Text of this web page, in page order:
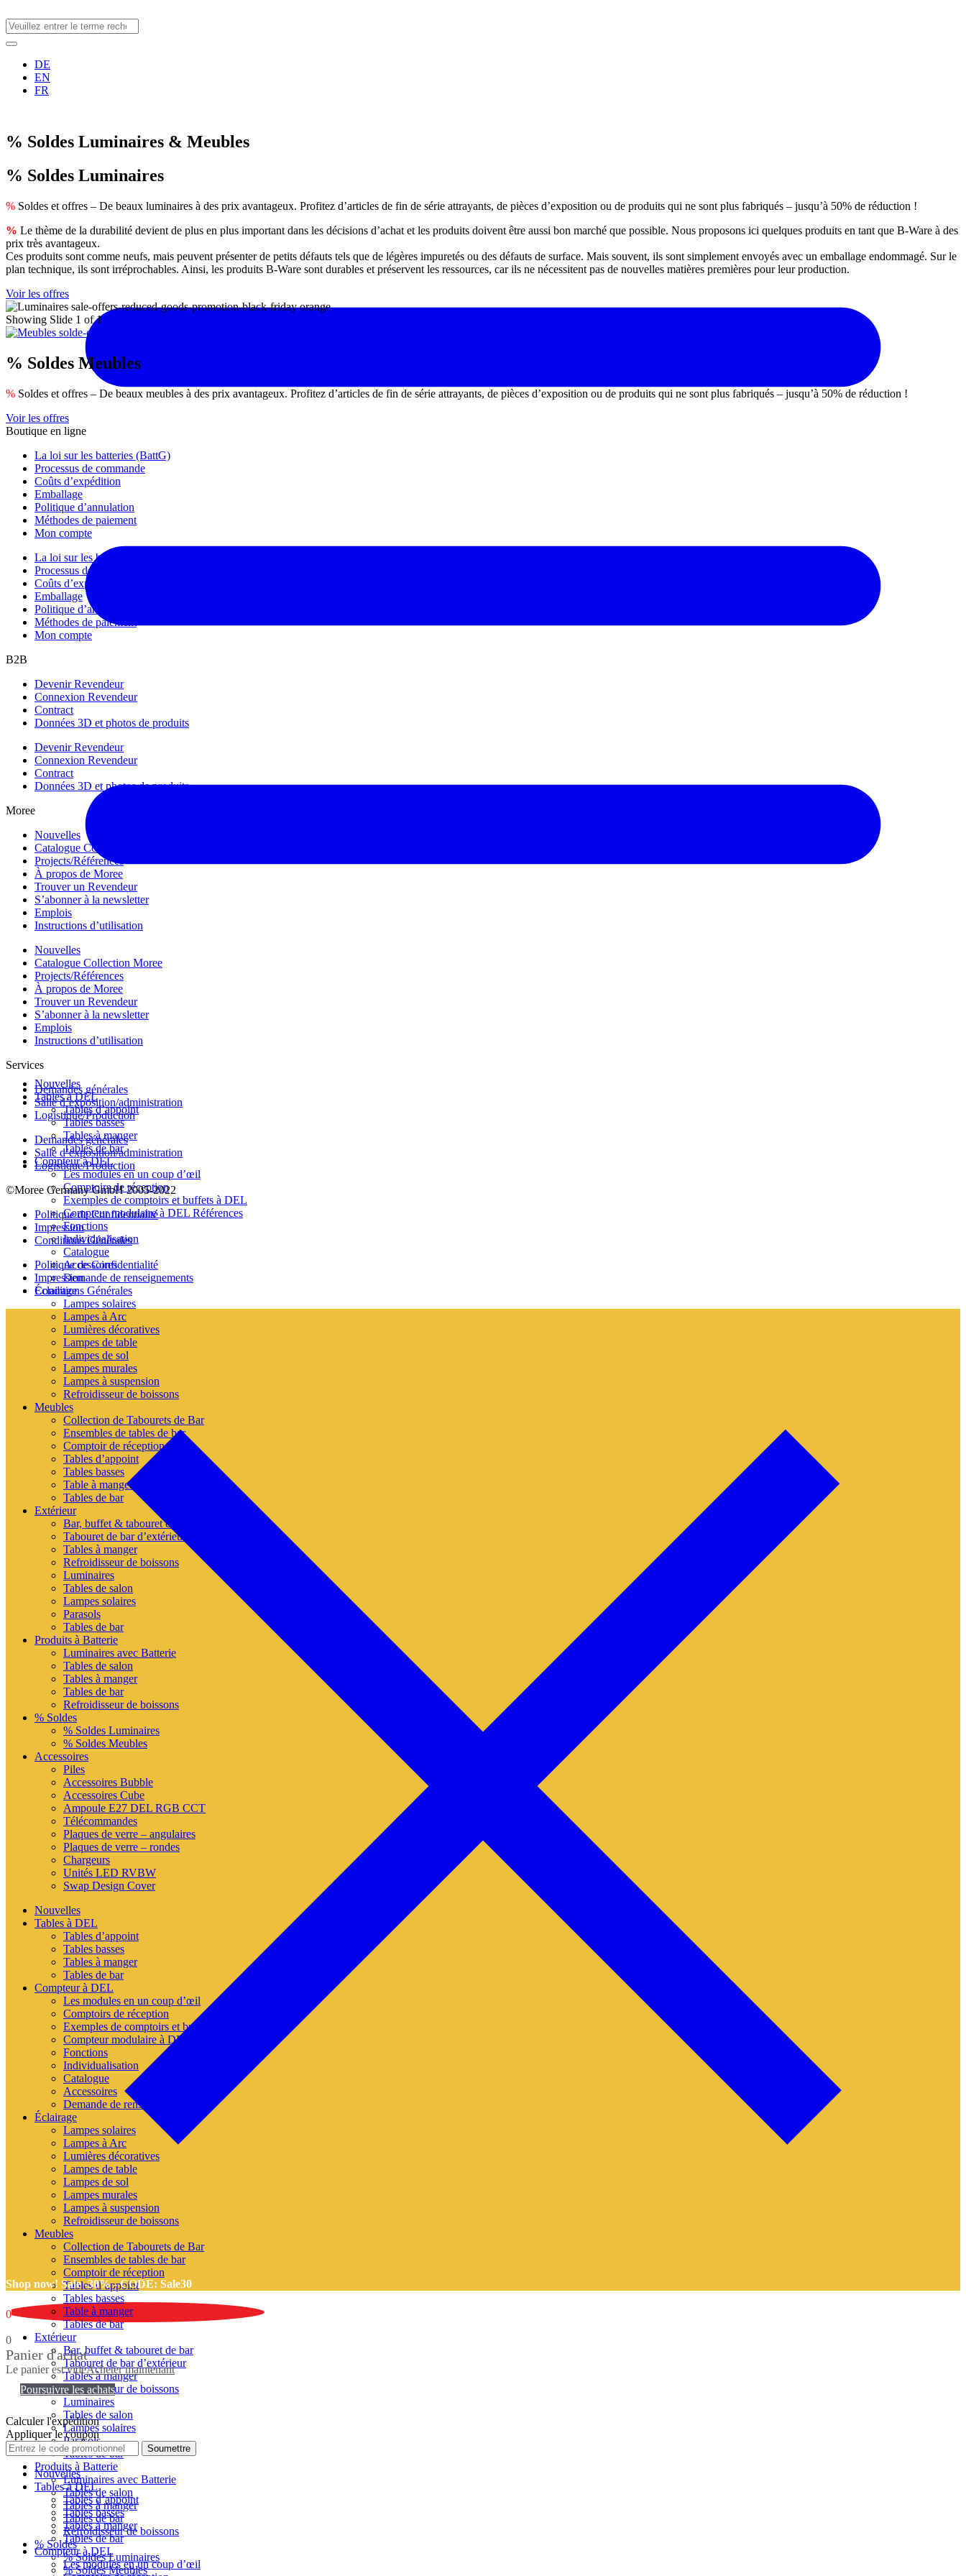
au
contenu
DE
EN
FR
Nouvelles
Tables à DEL
Tables d’appoint
Tables basses
Tables à manger
Tables de bar
Compteur à DEL
Les modules en un coup d’œil
Comptoirs de réception
Exemples de comptoirs et buffets à DEL
Compteur modulaire à DEL Références
Fonctions
Individualisation
Catalogue
Accessoires
Demande de renseignements
Éclairage
Lampes solaires
Lampes à Arc
Lumières décoratives
Lampes de table
Lampes de sol
Lampes murales
Lampes à suspension
Refroidisseur de boissons
Meubles
Collection de Tabourets de Bar
Ensembles de tables de bar
Comptoir de réception
Tables d’appoint
Tables basses
Table à manger
Tables de bar
Extérieur
Bar, buffet & tabouret de bar
Tabouret de bar d’extérieur
Tables à manger
Refroidisseur de boissons
Luminaires
Tables de salon
Lampes solaires
Parasols
Tables de bar
Produits à Batterie
Luminaires avec Batterie
Tables de salon
Tables à manger
Tables de bar
Refroidisseur de boissons
% Soldes
% Soldes Luminaires
% Soldes Meubles
Accessoires
Piles
Accessoires Bubble
Accessoires Cube
Ampoule E27 DEL RGB CCT
Télécommandes
Plaques de verre – angulaires
Plaques de verre – rondes
Chargeurs
Unités LED RVBW
Swap Design Cover
Nouvelles
Tables à DEL
Tables d’appoint
Tables basses
Tables à manger
Tables de bar
Compteur à DEL
Les modules en un coup d’œil
Comptoirs de réception
Exemples de comptoirs et buffets à DEL
Compteur modulaire à DEL Références
Fonctions
Individualisation
Catalogue
Accessoires
Demande de renseignements
Éclairage
Lampes solaires
Lampes à Arc
Lumières décoratives
Lampes de table
Lampes de sol
Lampes murales
Lampes à suspension
Refroidisseur de boissons
Meubles
Collection de Tabourets de Bar
Ensembles de tables de bar
Comptoir de réception
Tables d’appoint
Tables basses
Table à manger
Tables de bar
Extérieur
Bar, buffet & tabouret de bar
Tabouret de bar d’extérieur
Tables à manger
Refroidisseur de boissons
Luminaires
Tables de salon
Lampes solaires
Parasols
Tables de bar
Produits à Batterie
Luminaires avec Batterie
Tables de salon
Tables à manger
Tables de bar
Refroidisseur de boissons
% Soldes
% Soldes Luminaires
% Soldes Meubles
% Soldes Luminaires & Meubles
% Soldes Luminaires
% Soldes et offres – De beaux luminaires à des prix avantageux. Profitez d’articles de fin de série attrayants, de pièces d’exposition ou de produits qui ne sont plus fabriqués – jusqu’à 50% de réduction !
% Le thème de la durabilité devient de plus en plus important dans les décisions d’achat et les produits doivent être aussi bon marché que possible. Nous proposons ici quelques produits en tant que B-Ware à des
prix très avantageux.
Ces produits sont comme neufs, mais peuvent présenter de petits défauts tels que de légères impuretés ou des défauts de surface. Mais souvent, ils sont simplement envoyés avec un emballage endommagé. Sur le
plan technique, ils sont irréprochables. Ainsi, les produits B-Ware sont durables et préservent les ressources, car ils ne nécessitent pas de nouvelles matières premières pour leur production.
Voir les offres
Showing Slide 1 of 1
% Soldes Meubles
% Soldes et offres – De beaux meubles à des prix avantageux. Profitez d’articles de fin de série attrayants, de pièces d’exposition ou de produits qui ne sont plus fabriqués – jusqu’à 50% de réduction !
Voir les offres
Boutique en ligne
La loi sur les batteries (BattG)
Processus de commande
Coûts d’expédition
Emballage
Politique d’annulation
Méthodes de paiement
Mon compte
La loi sur les batteries (BattG)
Processus de commande
Coûts d’expédition
Emballage
Politique d’annulation
Méthodes de paiement
Mon compte
B2B
Devenir Revendeur
Connexion Revendeur
Contract
Données 3D et photos de produits
Devenir Revendeur
Connexion Revendeur
Contract
Données 3D et photos de produits
Moree
Nouvelles
Catalogue Collection Moree
Projects/Références
À propos de Moree
Trouver un Revendeur
S’abonner à la newsletter
Emplois
Instructions d’utilisation
Nouvelles
Catalogue Collection Moree
Projects/Références
À propos de Moree
Trouver un Revendeur
S’abonner à la newsletter
Emplois
Instructions d’utilisation
Services
Demandes générales
Salle d’exposition/administration
Logistique/Production
Demandes générales
Salle d’exposition/administration
Logistique/Production
©Moree Germany GmbH 2005-2022
Politique de Confidentialité
Impression
Conditions Générales
Politique de Confidentialité
Impression
Conditions Générales
Shop now! Sale -30% -CODE: Sale30
0
0
Panier d'achat
Le panier est videAcheter maintenant
Poursuivre les achats
Calculer l'expédition
Appliquer le coupon
Soumettre
Nouvelles
Tables à DEL
Tables d’appoint
Tables basses
Tables à manger
Tables de bar
Compteur à DEL
Les modules en un coup d’œil